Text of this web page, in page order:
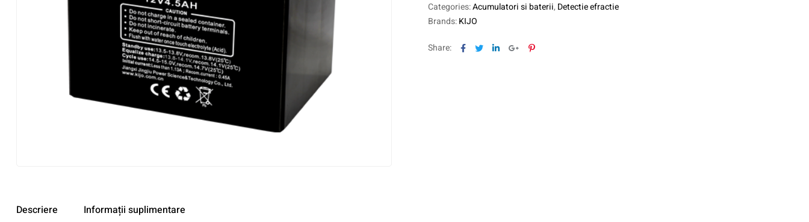
Categories:Acumulatori si baterii, Detectie efractie
Brands:KIJO
Share: Facebook
TwitterLinkedinGoogle+Pinterest
Descriere Informații suplimentare